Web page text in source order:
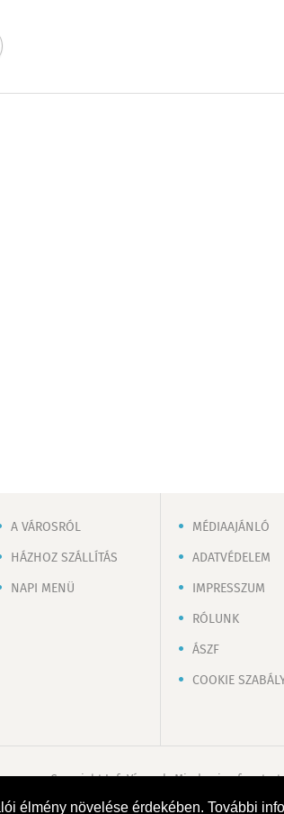
élmény növelése érdekében. További
A VÁROSRÓL
HÁZHOZ SZÁLLÍTÁS
NAPI MENÜ
MÉDIAAJÁNLÓ
ADATVÉDELEM
IMPRESSZUM
RÓLUNK
ÁSZF
COOKIE
Copyright InfoVárosok. Minden jog